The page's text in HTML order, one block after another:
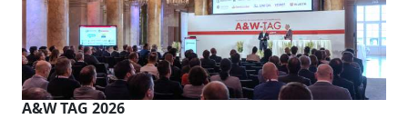
A&W TAG 2026